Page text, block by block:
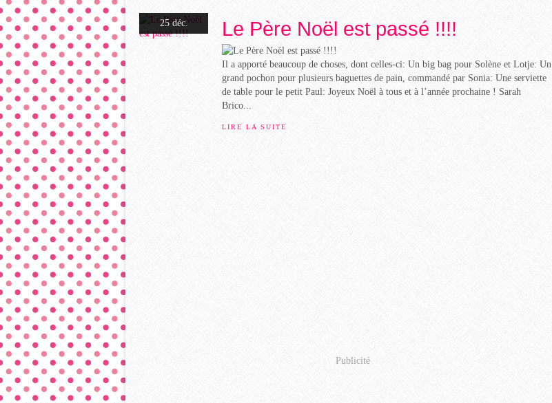
25 déc. Le Père Noël est passé !!!!
Il a apporté beaucoup de choses, dont celles-ci: Un big bag pour Solène et Lotje: Un
grand pochon pour plusieurs baguettes de pain, commandé par Sonia: Une serviette
de table pour le petit Paul: Joyeux Noël à tous et à l’année prochaine ! Sarah
Brico...
LIRE LA SUITE
Publicité